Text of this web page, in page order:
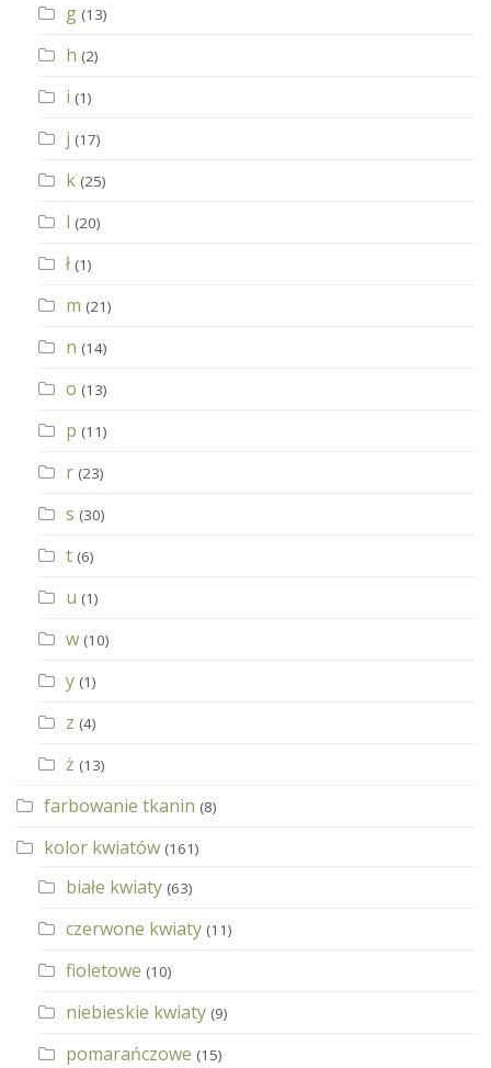
g (13)
h (2)
i (1)
j (17)
k (25)
l (20)
ł (1)
m (21)
n (14)
o (13)
p (11)
r (23)
s (30)
t (6)
u (1)
w (10)
y (1)
z (4)
ż (13)
farbowanie tkanin (8)
kolor kwiatów (161)
białe kwiaty (63)
czerwone kwiaty (11)
fioletowe (10)
niebieskie kwiaty (9)
pomarańczowe (15)